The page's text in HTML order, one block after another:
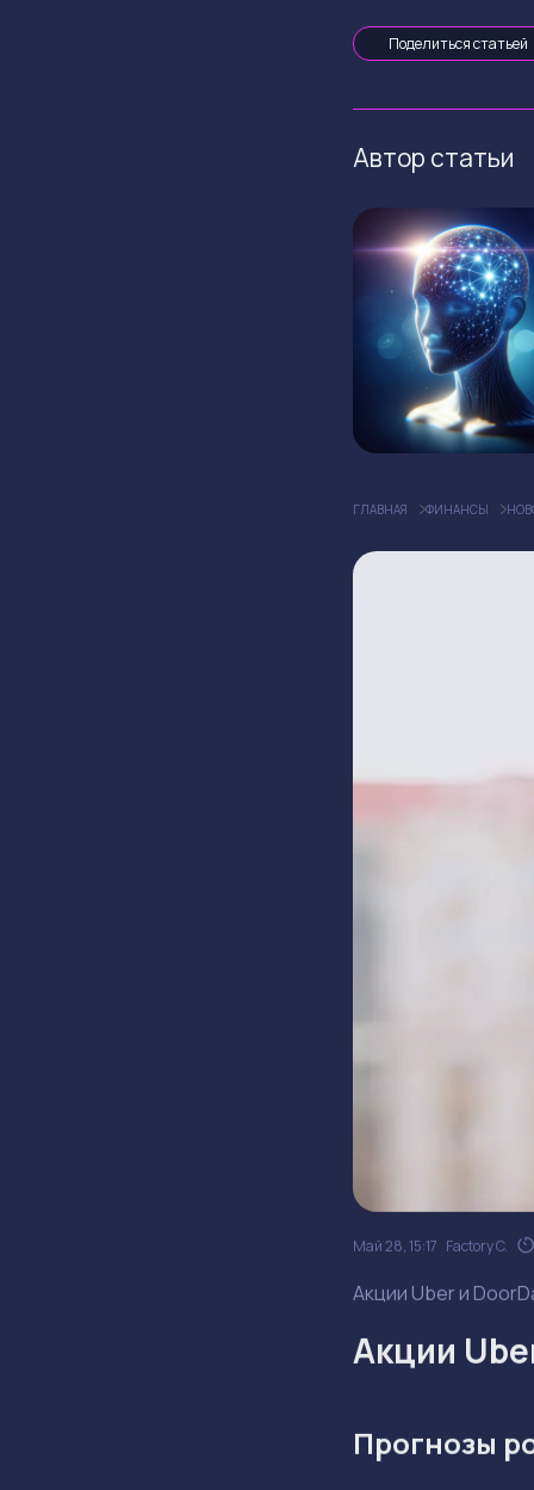
Поделиться статьей
Автор статьи
ГЛАВНАЯ ФИНАНСЫ
Май 28, 15:17 Factory C.
Акции Uber и
Акции
Прогнозы